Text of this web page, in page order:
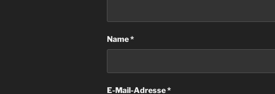
Name*
E-Mail-Adresse*